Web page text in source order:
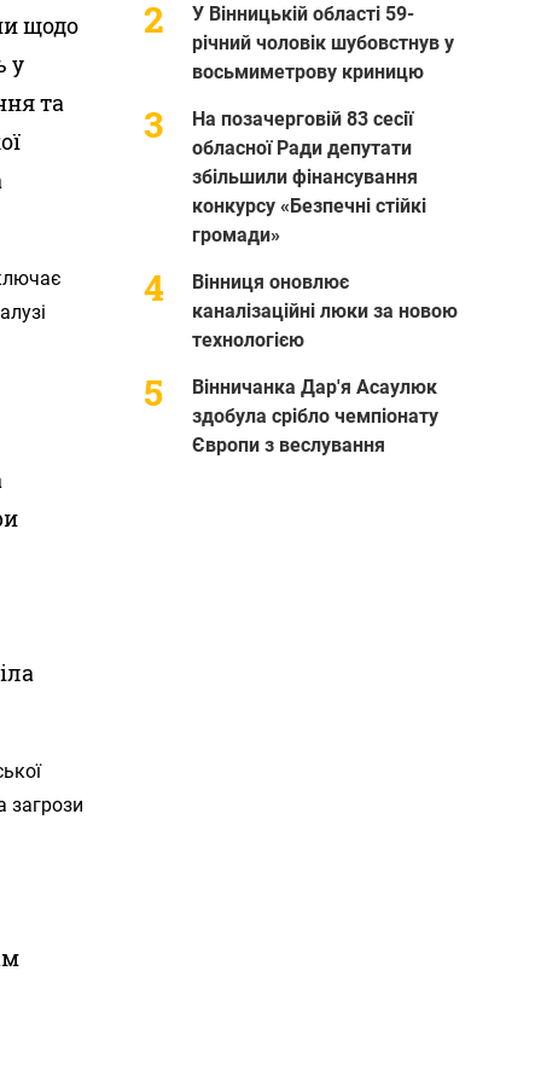
щодо
у
та
загрози
У Вінницькій області 59-
річний чоловік шубовстнув у
восьмиметрову криницю
На позачерговій 83 сесії
обласної Ради депутати
збільшили фінансування
конкурсу «Безпечні стійкі
громади»
Вінниця оновлює
каналізаційні люки за новою
технологією
Вінничанка Дар'я Асаулюк
здобула срібло чемпіонату
Європи з веслування